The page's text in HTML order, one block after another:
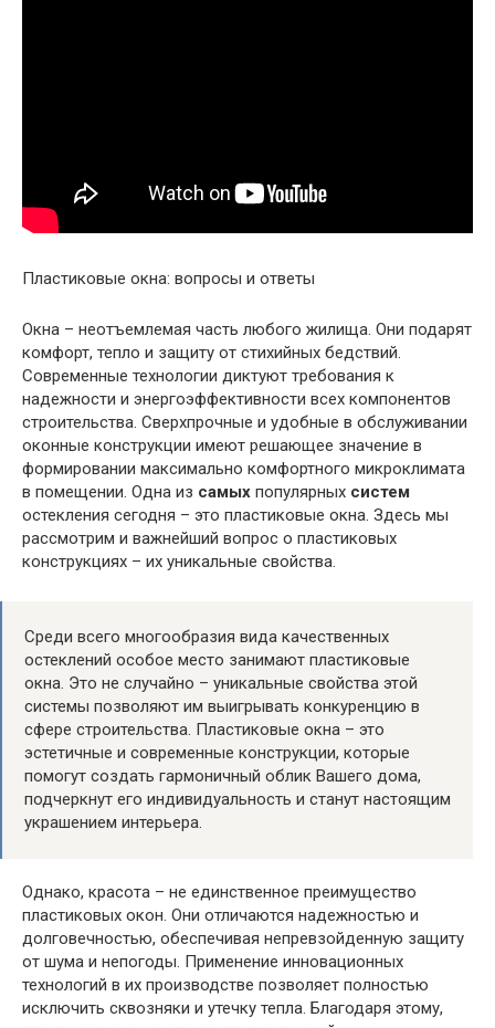
Пластиковые окна: вопросы и ответы
Окна – неотъемлемая часть любого жилища. Они подарят
комфорт, тепло и защиту от стихийных бедствий.
Современные технологии диктуют требования к
надежности и энергоэффективности всех компонентов
строительства. Сверхпрочные и удобные в обслуживании
оконные конструкции имеют решающее значение в
формировании максимально комфортного микроклимата
в помещении. Одна из самых популярных систем
остекления сегодня – это пластиковые окна. Здесь мы
рассмотрим и важнейший вопрос о пластиковых
конструкциях – их уникальные свойства.
Среди всего многообразия вида качественных
остеклений особое место занимают пластиковые
окна. Это не случайно – уникальные свойства этой
системы позволяют им выигрывать конкуренцию в
сфере строительства. Пластиковые окна – это
эстетичные и современные конструкции, которые
помогут создать гармоничный облик Вашего дома,
подчеркнут его индивидуальность и станут настоящим
украшением интерьера.
Однако, красота – не единственное преимущество
пластиковых окон. Они отличаются надежностью и
долговечностью, обеспечивая непревзойденную защиту
от шума и непогоды. Применение инновационных
технологий в их производстве позволяет полностью
исключить сквозняки и утечку тепла. Благодаря этому,